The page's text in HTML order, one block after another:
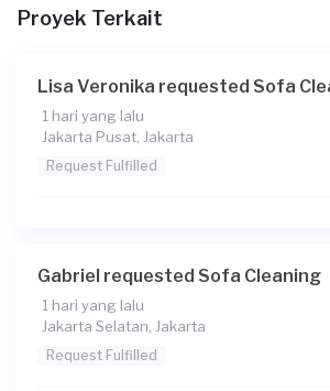
Proyek Terkait
Lisa Veronika requested Sofa
1 hari yang lalu
Jakarta Pusat, Jakarta
Request Fulfilled
Gabriel requested Sofa Cleaning
1 hari yang lalu
Jakarta Selatan, Jakarta
Request Fulfilled